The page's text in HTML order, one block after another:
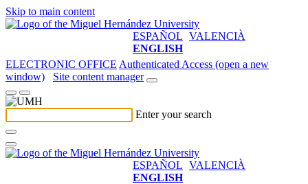
Skip to main content
ESPAÑOL VALENCIÀ
ENGLISH
ELECTRONIC OFFICE Authenticated Access (open a new
window)
Site content manager
Enter your search
ESPAÑOL VALENCIÀ
ENGLISH